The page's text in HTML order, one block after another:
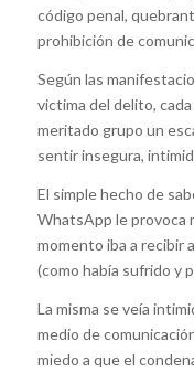
código penal,
prohibición de
Según las
victima del delito,
meritado grupo un
sentir insegura,
El simple hecho de
WhatsApp le provoca
momento iba a recibir
(como había sufrido y
La misma se veía
medio de
miedo a que el